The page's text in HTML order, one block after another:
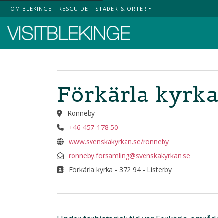
Top Menu
OM BLEKINGE RESGUIDE STÄDER & ORTER
Förkärla kyrka
Ronneby
+46 457-178 50
www.svenskakyrkan.se/ronneby
ronneby.forsamling@svenskakyrkan.se
Förkärla kyrka - 372 94 - Listerby